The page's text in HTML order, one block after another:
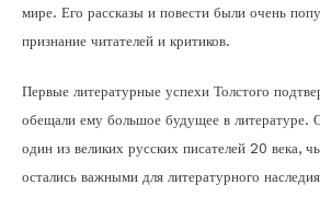
мире. Его рассказы и повести были очень
признание читателей и критиков.
Первые литературные успехи Толстого
обещали ему большое будущее в литературе.
один из великих русских писателей 20 века,
остались важными для литературного